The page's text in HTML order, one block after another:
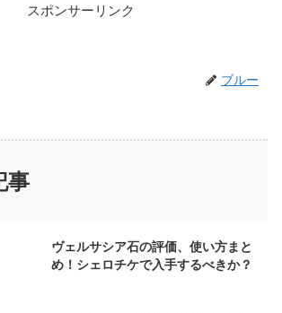
スポンサーリンク
ブルー
事
ヴェルサシア石の評価、使い方まと
め！シェロチケで入手するべきか？